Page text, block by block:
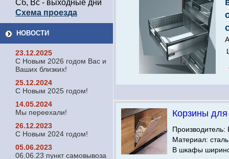
Сб, Вс - выходные дни
Схема проезда
НОВОСТИ
23.12.2025
С Новым 2026 годом Вас и
Ваших близких!
25.12.2024
С Новым 2025 годом!
14.05.2024
Мы переехали!
26.12.2023
С Новым 2024 годом!
05.06.2023
06.06.23 пункт самовывоза
Корзины
Материал:
В шкафы